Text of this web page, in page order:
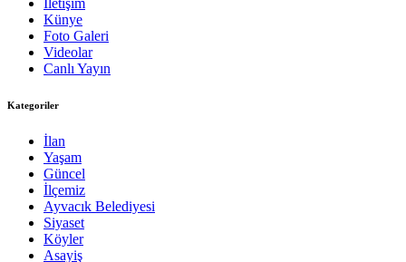
İletişim
Künye
Foto Galeri
Videolar
Canlı Yayın
Kategoriler
İlan
Yaşam
Güncel
İlçemiz
Ayvacık Belediyesi
Siyaset
Köyler
Asayiş